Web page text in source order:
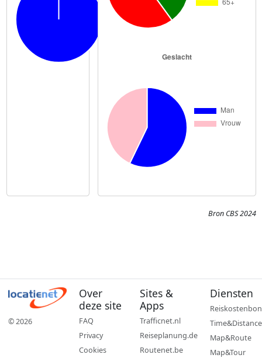
Bron CBS 2024
© 2026
Over
deze site
FAQ
Privacy
Cookies
Sites &
Apps
Trafficnet.nl
Reiseplanung.de
Routenet.be
Diensten
Reiskostenbon
Time&Distance
Map&Route
Map&Tour